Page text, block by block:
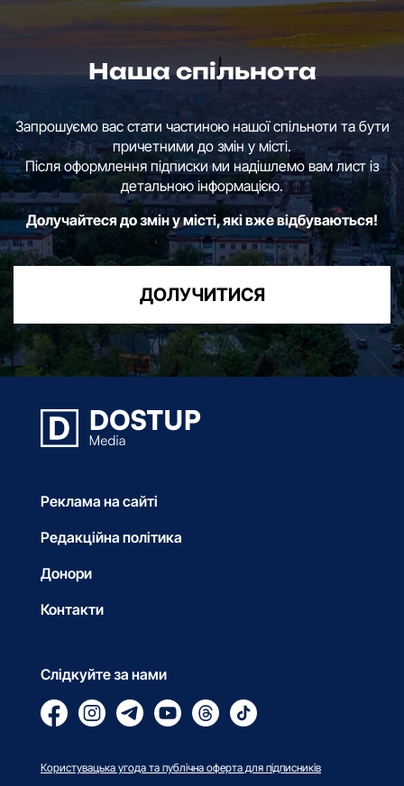
Наша спільнота
Запрошуємо вас стати частиною нашої спільноти та бути
причетними до змін у місті.
Після оформлення підписки ми надішлемо вам лист із
детальною інформацією.
Долучайтеся до змін у місті, які вже відбуваються!
ДОЛУЧИТИСЯ
Реклама на сайті
Редакційна політика
Донори
Контакти
Слідкуйте за нами
Користувацька угода та публічна оферта для підписників